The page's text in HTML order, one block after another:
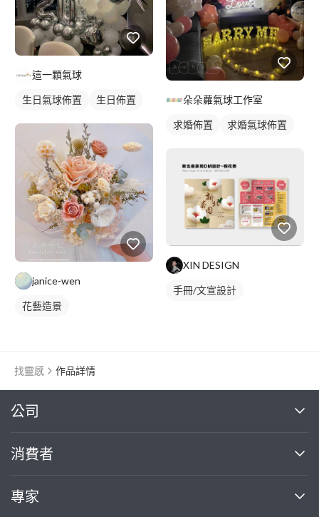
這一顆氣球
生日氣球佈置 生日佈置
janice-wen
花藝造景
朵朵蘿氣球工作室
求婚佈置 求婚氣球佈置
XIN DESIGN
手冊/文宣設計
找靈感 作品詳情
公司
關於我們
部落格
消費者
買服務
專家
繼續完成